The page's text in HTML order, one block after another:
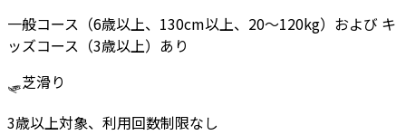
一般コース（6歳以上、130cm以上、20～120kg）および キ
ッズコース（3歳以上）あり
🛷芝滑り
3歳以上対象、利用回数制限なし